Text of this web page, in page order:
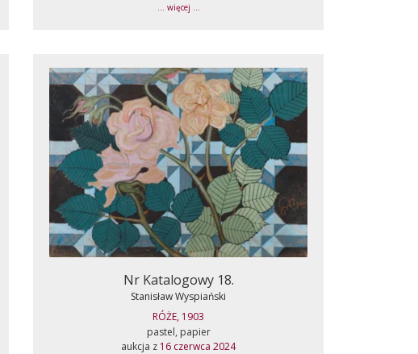
... więcej ...
Nr Katalogowy 18.
Stanisław Wyspiański
RÓŻE, 1903
pastel, papier
aukcja z 16 czerwca 2024